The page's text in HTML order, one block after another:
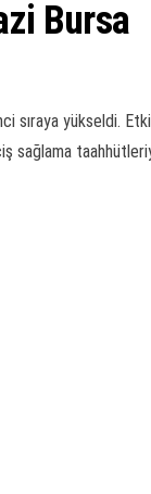
Bursa
sıraya yükseldi.
sağlama